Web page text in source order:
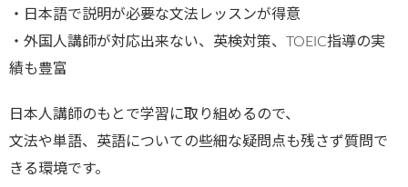
・日本語で説明が必要な文法レッスンが得意
・外国人講師が対応出来ない、英検対策、TOEIC指導の実
績も豊富
日本人講師のもとで学習に取り組めるので、
文法や単語、英語についての些細な疑問点も残さず質問で
きる環境です。